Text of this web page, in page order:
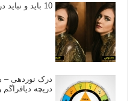
10 باید و نباید در روتوش عکس ها
دریچه